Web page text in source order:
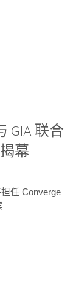
GIA 联合
幕
任 Converge